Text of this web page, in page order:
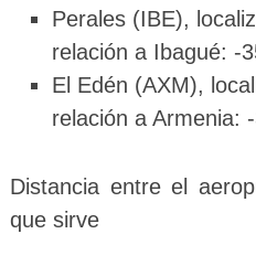
Perales (IBE),
relación a Ibagué: -
El Edén (AXM),
relación a Armenia:
Distancia entre el
que sirve